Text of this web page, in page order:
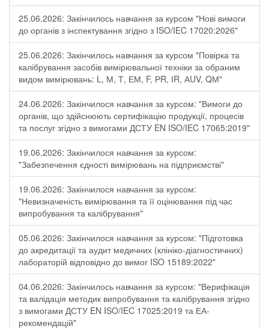
25.06.2026: Закінчилось навчання за курсом "Нові вимоги
до органів з інспектування згідно з ISO/IEC 17020:2026"
25.06.2026: Закінчилось навчання за курсом "Повірка та
калібрування засобів вимірювальної техніки за обраним
видом вимірювань: L, М, Т, ЕМ, F, РR, ІR, АUV, QМ"
24.06.2026: Закінчилося навчання за курсом: "Вимоги до
органів, що здійснюють сертифікацію продукції, процесів
та послуг згідно з вимогами ДСТУ EN ISO/IEC 17065:2019"
19.06.2026: Закінчилося навчання за курсом:
"Забезпечення єдності вимірювань на підприємстві"
19.06.2026: Закінчилося навчання за курсом:
"Невизначеність вимірювання та її оцінювання під час
випробування та калібрування"
05.06.2026: Закінчилося навчання за курсом: "Підготовка
до акредитації та аудит медичних (клініко-діагностичних)
лабораторій відповідно до вимог ISO 15189:2022"
04.06.2026: Закінчилось навчання за курсом: "Верифікація
та валідація методик випробування та калібрування згідно
з вимогами ДСТУ EN ISO/IEC 17025:2019 та ЕА-
рекомендацій"